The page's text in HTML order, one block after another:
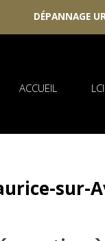
ACCUEIL
sur-
DÉPANNAGE